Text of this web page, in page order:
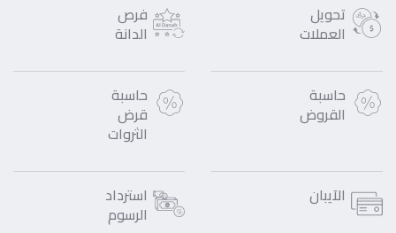
تحويل
العملات
فرص
الدانة
حاسبة
القروض
حاسبة
قرض
الثروات
الآيبان استرداد
الرسوم